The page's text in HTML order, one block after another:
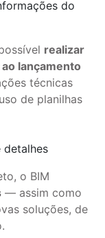
do
realizar
lançamento
técnicas
de planilhas
detalhes
o BIM
― assim como
soluções, de